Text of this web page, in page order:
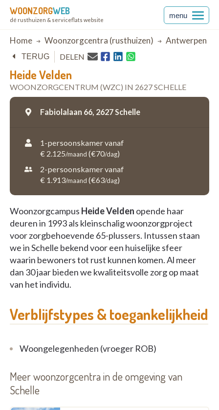
WOONZORGWEB
dé rusthuizen & serviceflats website
menu
Breadcrumb
Home Woonzorgcentra (rusthuizen) Antwerpen
Heide Velden
WOONZORGCENTRUM (WZC) IN 2627 SCHELLE
TERUG DELEN
Fabiolalaan 66, 2627 Schelle
1-persoonskamer vanaf
€ 2.125/maand (€70/dag)
2-persoonskamer vanaf
€ 1.913/maand (€63/dag)
Woonzorgcampus Heide Velden opende haar
deuren in 1993 als kleinschalig woonzorgproject
voor zorgbehoevende 65-plussers. Intussen staan
we in Schelle bekend voor een huiselijke sfeer
waarin bewoners tot rust kunnen komen. Al meer
dan 30 jaar bieden we kwaliteitsvolle zorg op maat
van het individu.
Verblijfstypes & toegankelijkheid
Woongelegenheden (vroeger ROB)
Meer woonzorgcentra in de omgeving van
Schelle